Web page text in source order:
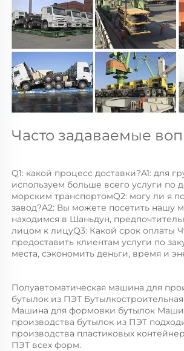
Часто задаваемые
Q1: какой процесс доставки?A1: для
используем больше всего услуги по
морским транспортомQ2: могу ли я
завод?A2: Вы можете посетить нашу
находимся в Шаньдун,
лицом к лицуQ3: Какой срок оплаты
предоставить клиентам услуги по
места, сэкономить деньги, время и
Полуавтоматическая машина для
бутылок из ПЭТ
Машина для формовки бутылок
производства бутылок из ПЭТ
производства пластиковых
ПЭТ всех форм.